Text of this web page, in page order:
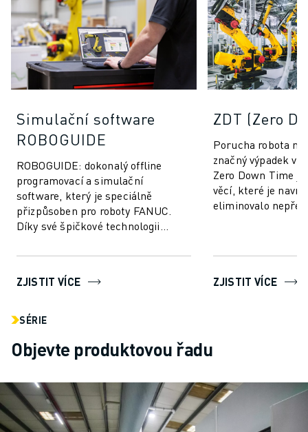
Simulační software
ROBOGUIDE
ROBOGUIDE: dokonalý offline
programovací a simulační
software, který je speciálně
přizpůsoben pro roboty FANUC.
Díky své špičkové technologii
snadno vytvářet, programo...
ZJISTIT VÍCE
ZDT (Zero
Porucha robota
značný výpadek
Zero Down Time
věcí, které je
eliminovalo
ZJISTIT VÍCE
SÉRIE
Objevte produktovou řadu